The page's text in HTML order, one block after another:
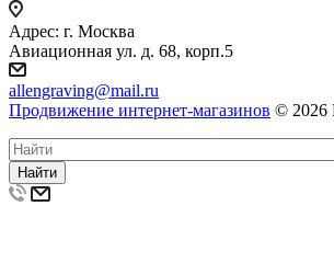
Адрес: г. Москва
Авиационная ул. д. 68, корп.5
allengraving@mail.ru
Продвижение интернет-магазинов © 2026
Найти